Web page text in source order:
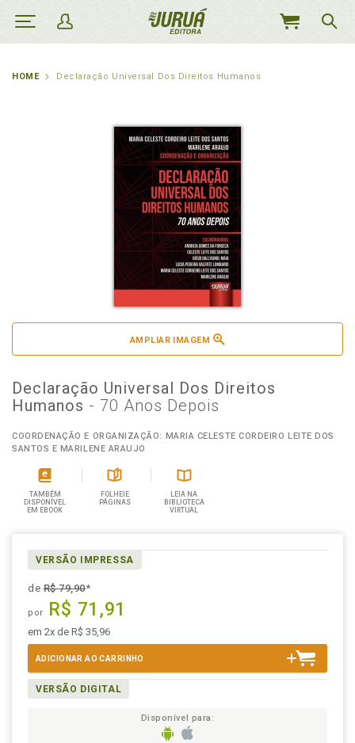
MEU
HOME Declaração Universal Dos Direitos Humanos
AMPLIAR IMAGEM
Declaração Universal Dos Direitos
Humanos - 70 Anos Depois
COORDENAÇÃO E ORGANIZAÇÃO: MARIA CELESTE CORDEIRO LEITE DOS
SANTOS E MARILENE ARAUJO
TAMBÉM
DISPONÍVEL
EM EBOOK
FOLHEIE
PÁGINAS
LEIA NA
BIBLIOTECA
VIRTUAL
VERSÃO IMPRESSA
deR$ 79,90*
por R$ 71,91
em 2x de R$ 35,96
ADICIONAR AO CARRINHO
VERSÃO DIGITAL
Disponível para: